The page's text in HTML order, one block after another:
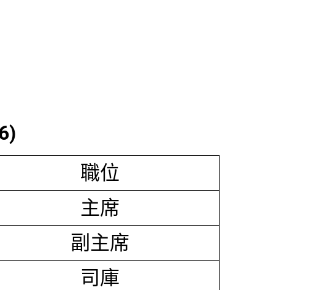
職位
主席
副主席
司庫